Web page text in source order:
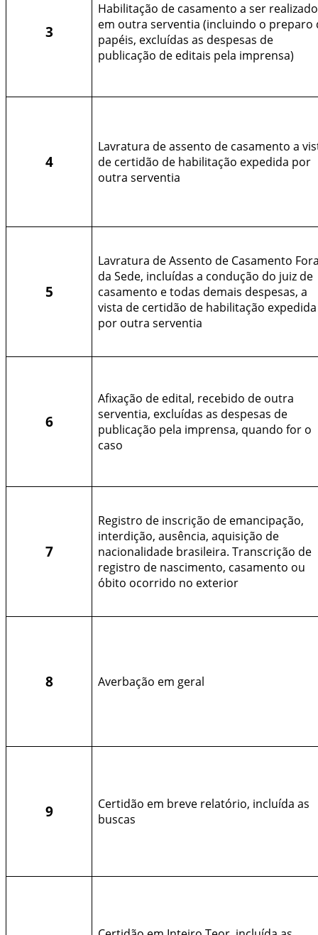
3
Habilitação de casamento a ser realizado
em outra serventia (incluindo o preparo
papéis, excluídas as despesas de
publicação de editais pela imprensa)
4
Lavratura de assento de casamento a
de certidão de habilitação expedida por
outra serventia
5
Lavratura de Assento de Casamento
da Sede, incluídas a condução do juiz de
casamento e todas demais despesas, a
vista de certidão de habilitação expedida
por outra serventia
6
Afixação de edital, recebido de outra
serventia, excluídas as despesas de
publicação pela imprensa, quando for o
caso
7
Registro de inscrição de emancipação,
interdição, ausência, aquisição de
nacionalidade brasileira. Transcrição de
registro de nascimento, casamento ou
óbito ocorrido no exterior
8 Averbação em geral
9
Certidão em breve relatório, incluída as
buscas